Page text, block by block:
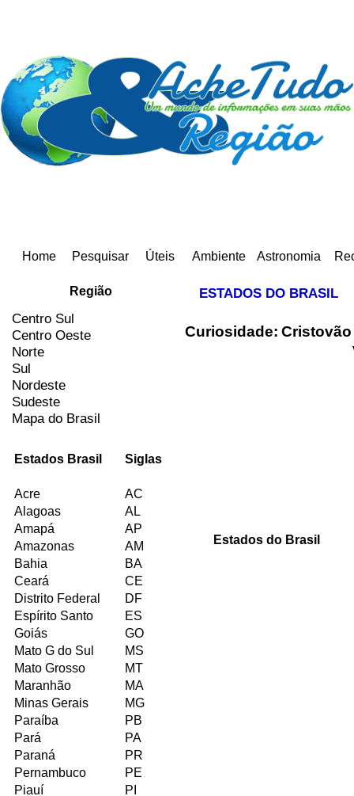
Home Pesquisar Úteis Ambiente Astronomia
Região
Centro Sul
Centro Oeste
Norte
Sul
Nordeste
Sudeste
Mapa do Brasil
Estados Brasil Siglas
Acre
AC
Alagoas
AL
Amapá
AP
Amazonas
AM
Bahia
BA
Ceará
CE
Distrito Federal
DF
Espírito Santo
ES
Goiás
GO
Mato G do Sul
MS
Mato Grosso
MT
Maranhão
MA
Minas Gerais
MG
Paraíba
PB
Pará
PA
Paraná
PR
Pernambuco
PE
Piauí
PI
ESTADOS DO BRASIL
Curiosidade:
Estados do Brasil